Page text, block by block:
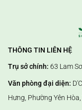
THÔNG TIN LIÊN HỆ
Trụ sở chính: 63 Lam
Văn phòng đại diện:
Hưng, Phường Yên Hòa,